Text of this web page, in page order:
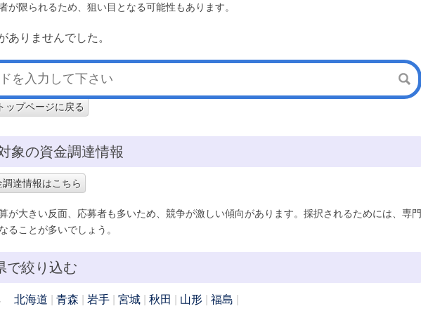
が限られるため、狙い目となる可能性もあります。
ありませんでした。
ップページに戻る
象の資金調達情報
達情報はこちら
が大きい反面、応募者も多いため、競争が激しい傾向があります。採択されるためには、専門
ることが多いでしょう。
で絞り込む
北海道 青森 岩手 宮城 秋田 山形
福島